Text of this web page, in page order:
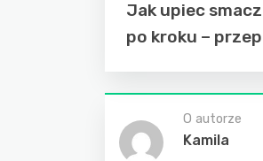
Jak upiec
po kroku –
O autorze
Kamila